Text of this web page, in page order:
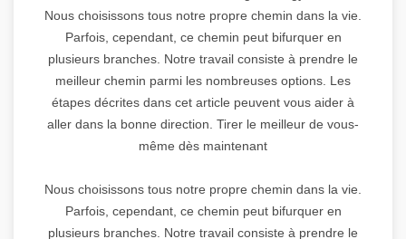
Nous choisissons tous notre propre chemin dans la vie.
Parfois, cependant, ce chemin peut bifurquer en
plusieurs branches. Notre travail consiste à prendre le
meilleur chemin parmi les nombreuses options. Les
étapes décrites dans cet article peuvent vous aider à
aller dans la bonne direction. Tirer le meilleur de vous-
même dès maintenant
Nous choisissons tous notre propre chemin dans la vie.
Parfois, cependant, ce chemin peut bifurquer en
plusieurs branches. Notre travail consiste à prendre le